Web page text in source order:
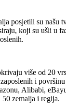
posjetili su našu
koji su ušli u
više od 20
i
Alibabi,
zemalja i regija.